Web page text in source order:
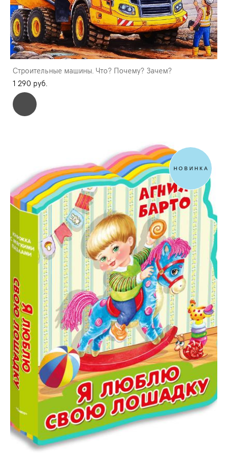
Строительные машины. Что? Почему? Зачем?
1 290 pуб.
НОВИНКА